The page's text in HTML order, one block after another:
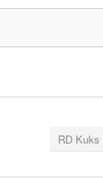
RD Kuks